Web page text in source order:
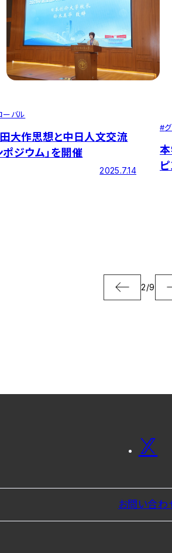
ーバル
田大作思想と中日人文交流
ポジウム」を開催
2025.7.14
#
2/9
お問い合わ